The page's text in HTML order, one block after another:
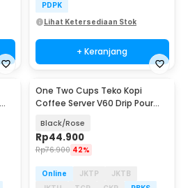
PDPK
Lihat Ketersediaan Stok
+ Keranjang
One Two Cups Teko Kopi
Coffee Server V60 Drip Pour
Black/Rose
Rp44.900
Rp76.900 42%
Online JKTP
JKTB